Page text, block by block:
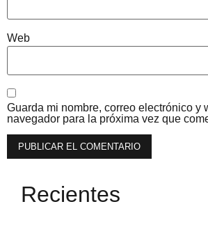
Web
Guarda mi nombre, correo electrónico y
navegador para la próxima vez que
Recientes